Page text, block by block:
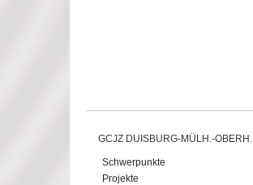
GCJZ DUISBURG-MÜLH.-OBERH.
Schwerpunkte
Projekte